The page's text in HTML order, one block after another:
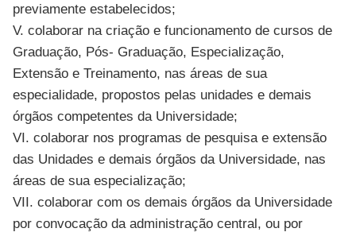
previamente estabelecidos;
V. colaborar na criação e funcionamento de cursos de
Graduação, Pós- Graduação, Especialização,
Extensão e Treinamento, nas áreas de sua
especialidade, propostos pelas unidades e demais
órgãos competentes da Universidade;
VI. colaborar nos programas de pesquisa e extensão
das Unidades e demais órgãos da Universidade, nas
áreas de sua especialização;
VII. colaborar com os demais órgãos da Universidade
por convocação da administração central, ou por